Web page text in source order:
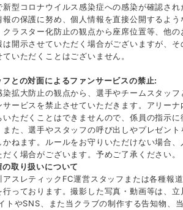
新型コロナウイルス感染症への感染が確認され
報の保護に努め、個人情報を直接公開するよう
ラスター化防止の観点から座席位置等、他の
開示させていただく場合がございますが、そ
いただくことはございません。
との対面によるファンサービスの禁止:
染拡大防止の観点から、選手やチームスタッフ
サービスを禁止させていただきます。アリーナ
いただくことはできませんので、係員の指示に
また、選手やスタッフの呼び出しやプレゼント
ねます。ルールをお守りいただけない場合、
く場合がございます。予めご了承ください。
取り扱いについて
アスレティックFC運営スタッフまたは各種報
っております。撮影した写真・動画等は、立
トやSNS、また当クラブの制作する告知物、